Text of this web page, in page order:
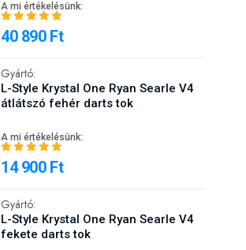
A mi értékelésünk:
40 890 Ft
Gyártó:
L-Style Krystal One Ryan Searle V4
átlátszó fehér darts tok
A mi értékelésünk:
14 900 Ft
Gyártó:
L-Style Krystal One Ryan Searle V4
fekete darts tok